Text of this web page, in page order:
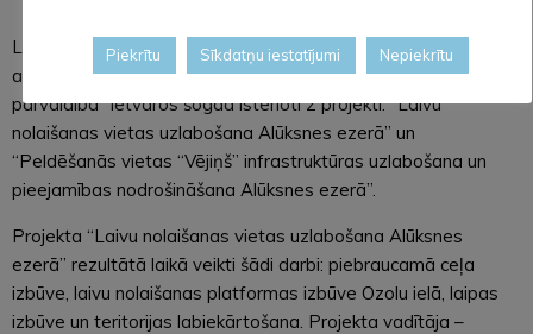
Latvijas vides aizsardzības fonda programmas “Ūdeņu
aizsardzība” aktivitātes “Publisko ūdeņu praktiskā
pārvaldība” ietvaros šogad īstenoti 2 projekti: “Laivu
nolaišanas vietas uzlabošana Alūksnes ezerā” un
“Peldēšanās vietas “Vējiņš” infrastruktūras uzlabošana un
pieejamības nodrošināšana Alūksnes ezerā”.
Projekta “Laivu nolaišanas vietas uzlabošana Alūksnes
ezerā” rezultātā laikā veikti šādi darbi: piebraucamā ceļa
izbūve, laivu nolaišanas platformas izbūve Ozolu ielā, laipas
izbūve un teritorijas labiekārtošana. Projekta vadītāja –
Piekrītu Sīkdatņu iestatījumi Nepiekrītu